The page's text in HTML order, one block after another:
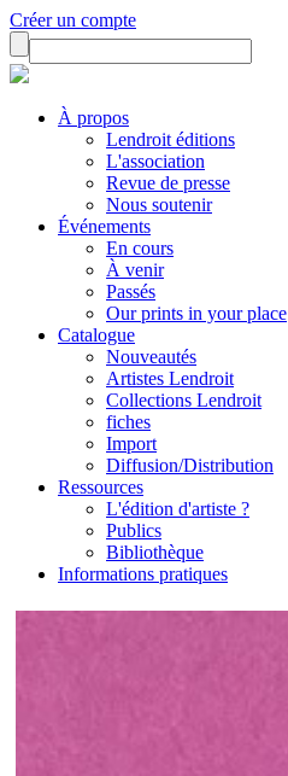
Créer un compte
À propos
Lendroit éditions
L'association
Revue de presse
Nous soutenir
Événements
En cours
À venir
Passés
Our prints in your place
Catalogue
Nouveautés
Artistes Lendroit
Collections Lendroit
fiches
Import
Diffusion/Distribution
Ressources
L'édition d'artiste ?
Publics
Bibliothèque
Informations pratiques